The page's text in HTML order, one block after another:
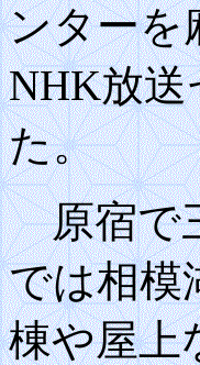
ンターを
NHK放
た。
原宿で
では相模
棟や屋上